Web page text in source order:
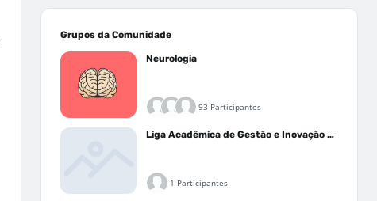
Grupos da Comunidade
Neurologia
93 Participantes
Liga Acadêmica de Gestão e Inovação Médica - LAGIM
1 Participantes